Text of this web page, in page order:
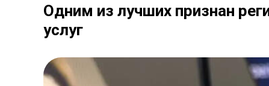
Одним из лучших признан
услуг